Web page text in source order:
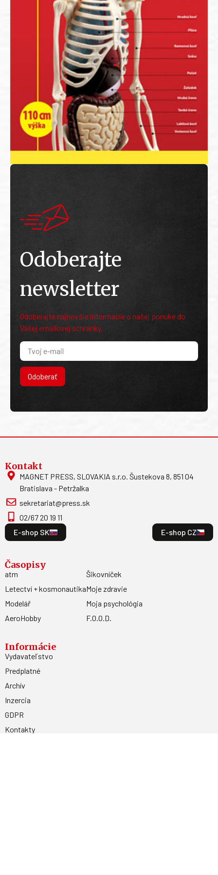
Odoberajte
newsletter
Odoberajte najnovšie informácie o našej ponuke do
Vašej emailovej schránky.
Odoberať
Kontakt
MAGNET PRESS, SLOVAKIA s.r.o. Šustekova 8, 851 04
Bratislava - Petržalka
sekretariat@press.sk
02/67 20 19 11
E-shop SK
E-shop CZ
Časopisy
atm
Letectví + kosmonautika
Modelář
AeroHobby
Šikovníček
Moje zdravie
Moja psychológia
F.O.O.D.
Informácie
Vydavateľstvo
Predplatné
Archív
Inzercia
GDPR
Kontakty